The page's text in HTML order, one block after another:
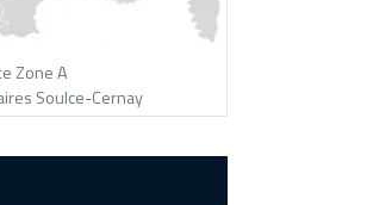
Zone A
Soulce-Cernay